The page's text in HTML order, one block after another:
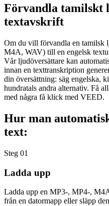
Förvandla tamilskt
textavskrift
Om du vill förvandla en tamilsk
M4A, WAV) till en engelsk
Vår ljudöversättare kan
innan en texttranskription
din översättning: säg engelska,
hundratals andra alternativ. Få
med några få klick med VEED.
Hur man
text:
Steg 01
Ladda upp
Ladda upp en MP3-, MP4-,
från en datormapp eller släpp